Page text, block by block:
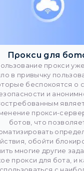
anonimowe
bezpiecznego